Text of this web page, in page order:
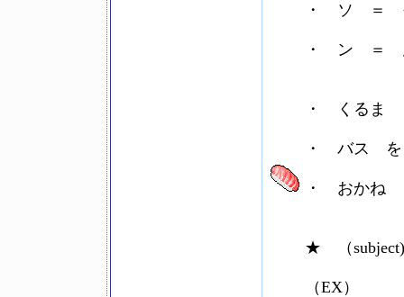
・ ソ ＝
・ ン ＝
・ くるま
・ バス を
・ おかね
★ （
（EX）